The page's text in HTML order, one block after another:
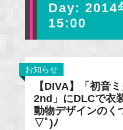
Day: 2014
15:00
お知らせ
【DIVA】「初音
2nd」にDLCで衣
動物デザインのく
▽ﾟ)ﾉ